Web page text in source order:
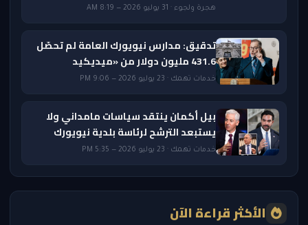
هجرة ولجوء · 31 يوليو 2026 — 8:19 AM
تدقيق: مدارس نيويورك العامة لم تحصّل
431.6 مليون دولار من «ميديكيد
خدمات تهمك · 23 يوليو 2026 — 9:06 PM
بيل أكمان ينتقد سياسات مامداني ولا
يستبعد الترشح لرئاسة بلدية نيويورك
خدمات تهمك · 23 يوليو 2026 — 5:35 PM
الأكثر قراءة الآن